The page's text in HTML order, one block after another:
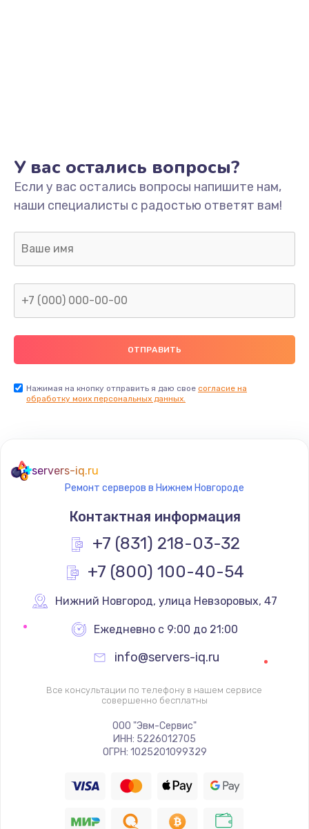
У вас остались вопросы?
Если у вас остались вопросы напишите нам,
наши специалисты с радостью ответят вам!
Нажимая на кнопку отправить я даю свое согласие на
обработку моих персональных данных.
servers-iq.ru
Ремонт серверов в Нижнем Новгороде
Контактная информация
+7 (831) 218-03-32
+7 (800) 100-40-54
Нижний Новгород, улица Невзоровых, 47
Ежедневно с 9:00 до 21:00
info@servers-iq.ru
Все консультации по телефону в нашем сервисе
совершенно бесплатны
ООО "Эвм-Сервис"
ИНН: 5226012705
ОГРН: 1025201099329